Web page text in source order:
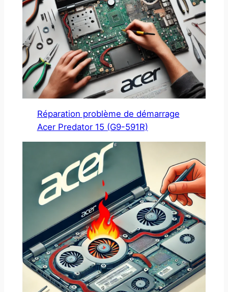
Réparation problème de démarrage
Acer Predator 15 (G9-591R)